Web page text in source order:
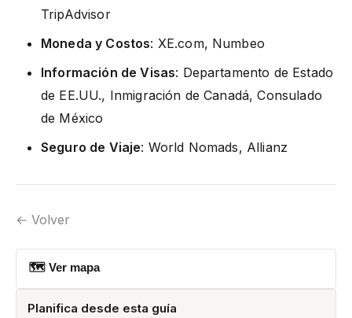
TripAdvisor
Moneda y Costos: XE.com, Numbeo
Información de Visas: Departamento de Estado
de EE.UU., Inmigración de Canadá, Consulado
de México
Seguro de Viaje: World Nomads, Allianz
← Volver
🗺 Ver mapa
Planifica desde esta guía